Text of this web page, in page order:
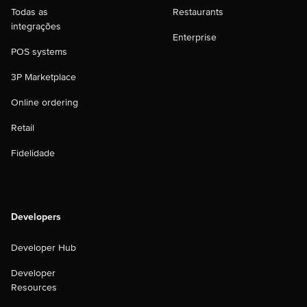
Todas as
integrações
POS systems
3P Marketplace
Online ordering
Retail
Fidelidade
Restaurants
Enterprise
Developers
Developer Hub
Developer
Resources